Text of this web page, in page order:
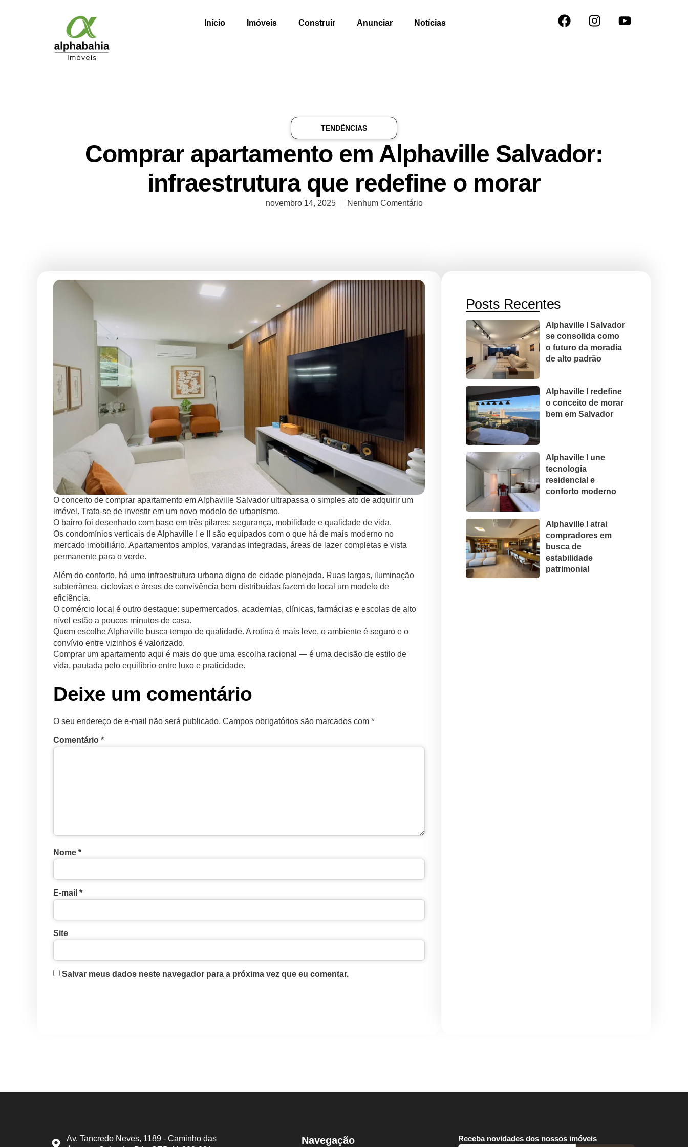
Início Imóveis Construir Anunciar Notícias
TENDÊNCIAS
Comprar apartamento em Alphaville Salvador:
infraestrutura que redefine o morar
novembro 14, 2025 Nenhum Comentário
O conceito de comprar apartamento em Alphaville Salvador ultrapassa o simples ato de adquirir um
imóvel. Trata-se de investir em um novo modelo de urbanismo.
O bairro foi desenhado com base em três pilares: segurança, mobilidade e qualidade de vida.
Os condomínios verticais de Alphaville I e II são equipados com o que há de mais moderno no
mercado imobiliário. Apartamentos amplos, varandas integradas, áreas de lazer completas e vista
permanente para o verde.
Além do conforto, há uma infraestrutura urbana digna de cidade planejada. Ruas largas, iluminação
subterrânea, ciclovias e áreas de convivência bem distribuídas fazem do local um modelo de
eficiência.
O comércio local é outro destaque: supermercados, academias, clínicas, farmácias e escolas de alto
nível estão a poucos minutos de casa.
Quem escolhe Alphaville busca tempo de qualidade. A rotina é mais leve, o ambiente é seguro e o
convívio entre vizinhos é valorizado.
Comprar um apartamento aqui é mais do que uma escolha racional — é uma decisão de estilo de
vida, pautada pelo equilíbrio entre luxo e praticidade.
Deixe um comentário
O seu endereço de e-mail não será publicado. Campos obrigatórios são marcados com *
Comentário *
Nome *
E-mail *
Site
Salvar meus dados neste navegador para a próxima vez que eu comentar.
Posts Recentes
Alphaville I Salvador
se consolida como
o futuro da moradia
de alto padrão
Alphaville I redefine
o conceito de morar
bem em Salvador
Alphaville I une
tecnologia
residencial e
conforto moderno
Alphaville I atrai
compradores em
busca de
estabilidade
patrimonial
Av. Tancredo Neves, 1189 - Caminho das
Navegação Receba novidades dos nossos imóveis